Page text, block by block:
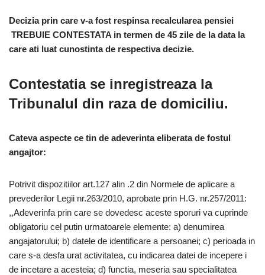
Decizia prin care v-a fost respinsa recalcularea pensiei
TREBUIE CONTESTATA in termen de 45 zile de la data la
care ati luat cunostinta de respectiva decizie.
Contestatia se inregistreaza la
Tribunalul din raza de domiciliu.
Cateva aspecte ce tin de adeverinta eliberata de fostul
angajtor:
Potrivit dispozitiilor art.127 alin .2 din Normele de aplicare a
prevederilor Legii nr.263/2010, aprobate prin H.G. nr.257/2011:
,,Adeverinfa prin care se dovedesc aceste sporuri va cuprinde
obligatoriu cel putin urmatoarele elemente: a) denumirea
angajatorului; b) datele de identificare a persoanei; c) perioada in
care s-a desfa urat activitatea, cu indicarea datei de incepere i
de incetare a acesteia; d) functia, meseria sau specialitatea